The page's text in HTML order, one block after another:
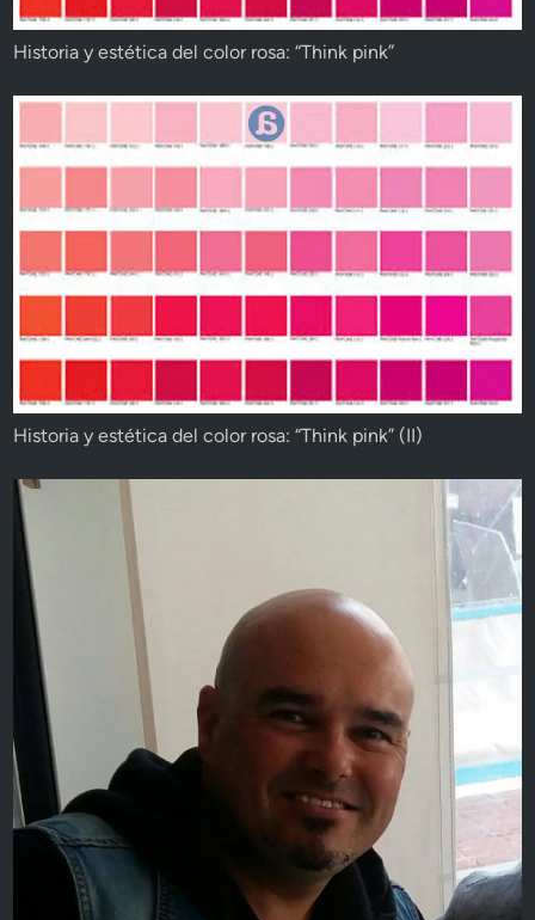
Historia y estética del color rosa: “Think pink”
Historia y estética del color rosa: “Think pink” (II)